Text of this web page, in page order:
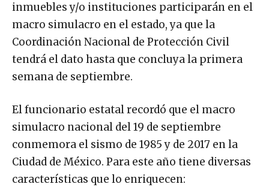
inmuebles y/o instituciones participarán en el
macro simulacro en el estado, ya que la
Coordinación Nacional de Protección Civil
tendrá el dato hasta que concluya la primera
semana de septiembre.
El funcionario estatal recordó que el macro
simulacro nacional del 19 de septiembre
conmemora el sismo de 1985 y de 2017 en la
Ciudad de México. Para este año tiene diversas
características que lo enriquecen: